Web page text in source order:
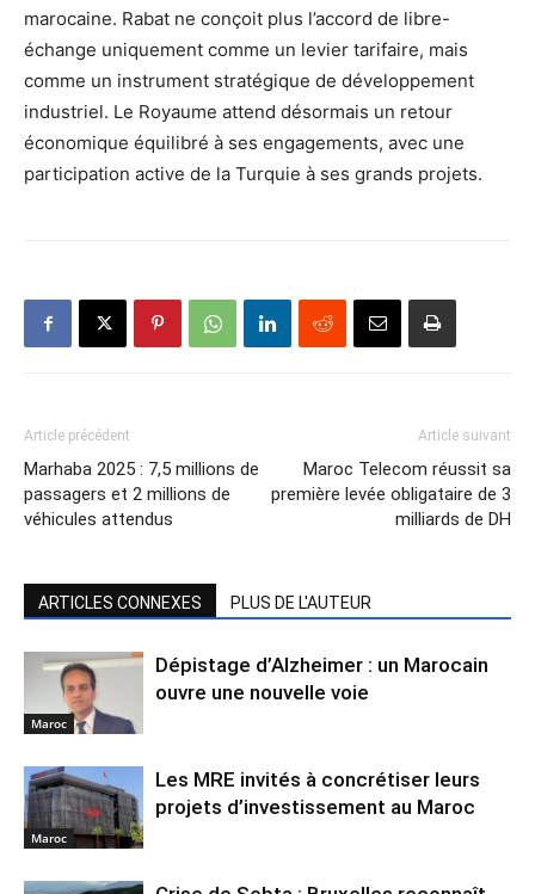
marocaine. Rabat ne conçoit plus l’accord de libre-
échange uniquement comme un levier tarifaire, mais
comme un instrument stratégique de développement
industriel. Le Royaume attend désormais un retour
économique équilibré à ses engagements, avec une
participation active de la Turquie à ses grands projets.
Article précédent
Marhaba 2025 : 7,5 millions de
passagers et 2 millions de
véhicules attendus
Article suivant
Maroc Telecom réussit sa
première levée obligataire de 3
milliards de DH
ARTICLES CONNEXES PLUS DE L'AUTEUR
Maroc
Dépistage d’Alzheimer : un Marocain
ouvre une nouvelle voie
Maroc
Les MRE invités à concrétiser leurs
projets d’investissement au Maroc